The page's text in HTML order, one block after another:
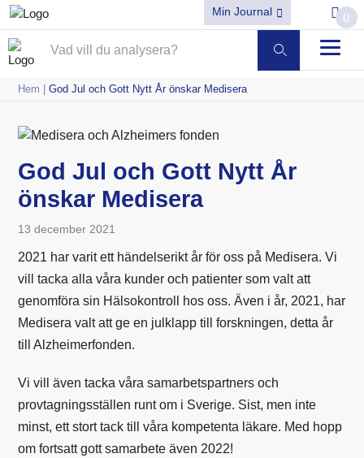
Min Journal 0
Hem |God Jul och Gott Nytt År önskar Medisera
God Jul och Gott Nytt År
önskar Medisera
13 december 2021
2021 har varit ett händelserikt år för oss på Medisera. Vi
vill tacka alla våra kunder och patienter som valt att
genomföra sin Hälsokontroll hos oss. Även i år, 2021, har
Medisera valt att ge en julklapp till forskningen, detta år
till Alzheimerfonden.
Vi vill även tacka våra samarbetspartners och
provtagningsställen runt om i Sverige. Sist, men inte
minst, ett stort tack till våra kompetenta läkare. Med hopp
om fortsatt gott samarbete även 2022!